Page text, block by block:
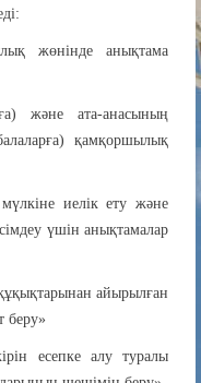
жөнінде анықтама
және ата-анасының
қамқоршылық
иелік ету және
үшін анықтамалар
айырылған
беру»
есепке алу туралы